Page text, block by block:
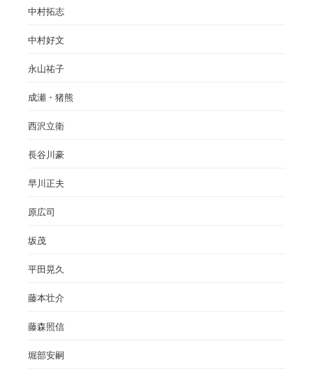
中村拓志
中村好文
永山祐子
成瀬・猪熊
西沢立衛
長谷川豪
早川正夫
原広司
坂茂
平田晃久
藤本壮介
藤森照信
堀部安嗣